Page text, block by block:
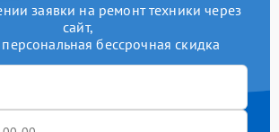
заявки на ремонт техники через
сайт,
персональная бессрочная скидка